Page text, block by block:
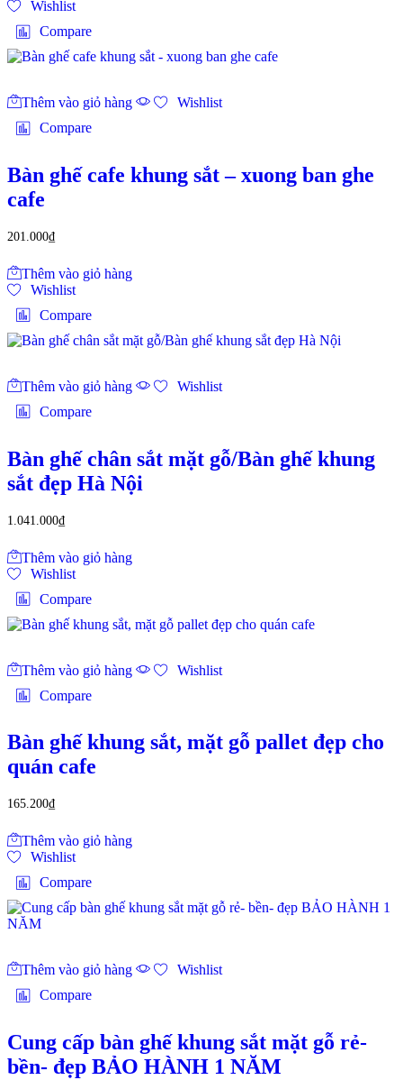
Wishlist
Compare
Thêm vào giỏ hàng
Wishlist
Compare
Bàn ghế cafe khung sắt – xuong ban ghe
cafe
201.000₫
Thêm vào giỏ hàng
Wishlist
Compare
Thêm vào giỏ hàng
Wishlist
Compare
Bàn ghế chân sắt mặt gỗ/Bàn ghế khung
sắt đẹp Hà Nội
1.041.000₫
Thêm vào giỏ hàng
Wishlist
Compare
Thêm vào giỏ hàng
Wishlist
Compare
Bàn ghế khung sắt, mặt gỗ pallet đẹp cho
quán cafe
165.200₫
Thêm vào giỏ hàng
Wishlist
Compare
Thêm vào giỏ hàng
Wishlist
Compare
Cung cấp bàn ghế khung sắt mặt gỗ rẻ-
bền- đẹp BẢO HÀNH 1 NĂM